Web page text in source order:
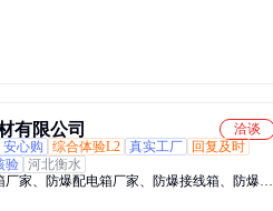
有限公司
洽谈
安心购 综合体验L2 真实工厂
回复及时
验 河北衡水
厂家、防爆配电箱厂家、防爆接线箱、防爆分
爆挠性管、防爆按钮箱、防爆挠性连接管、防